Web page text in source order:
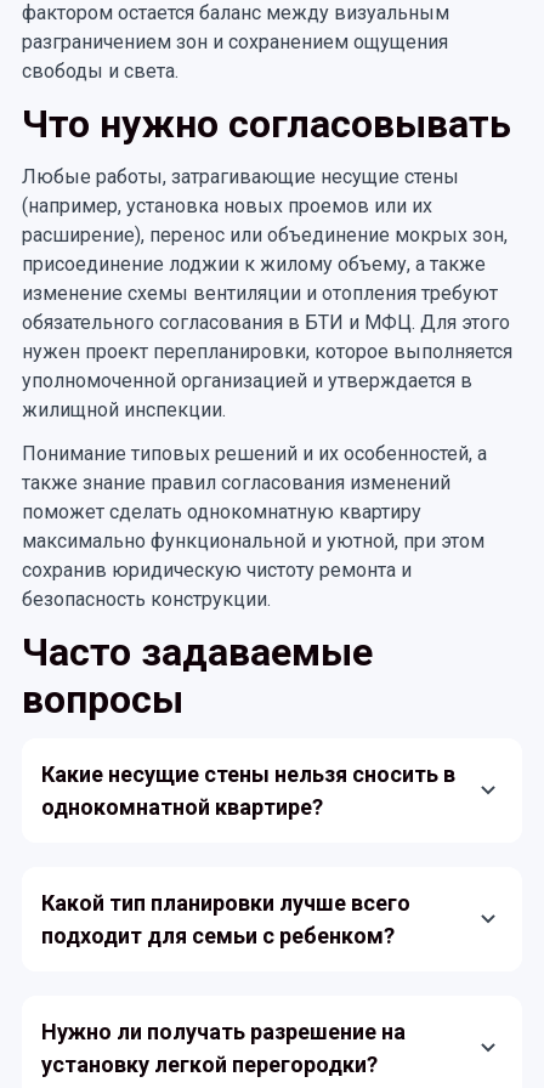
фактором остается баланс между визуальным
разграничением зон и сохранением ощущения
свободы и света.
Что нужно согласовывать
Любые работы, затрагивающие несущие стены
(например, установка новых проемов или их
расширение), перенос или объединение мокрых зон,
присоединение лоджии к жилому объему, а также
изменение схемы вентиляции и отопления требуют
обязательного согласования в БТИ и МФЦ. Для этого
нужен проект перепланировки, которое выполняется
уполномоченной организацией и утверждается в
жилищной инспекции.
Понимание типовых решений и их особенностей, а
также знание правил согласования изменений
поможет сделать однокомнатную квартиру
максимально функциональной и уютной, при этом
сохранив юридическую чистоту ремонта и
безопасность конструкции.
Часто задаваемые
вопросы
Какие несущие стены нельзя сносить в
однокомнатной квартире?
коридора. Любые изменения в этих конструкциях
требуют обязательного согласования с органами
Какой тип планировки лучше всего
подходит для семьи с ребенком?
эркером. Прямоугольная форма позволяет четко
отделить детскую зону от гостевой, а эркер или
Нужно ли получать разрешение на
установку легкой перегородки?